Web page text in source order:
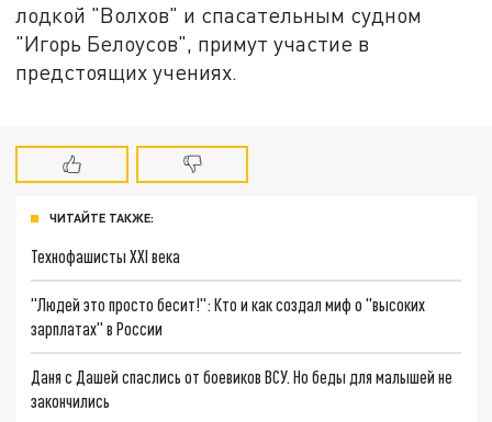
лодкой "Волхов" и спасательным судном
"Игорь Белоусов", примут участие в
предстоящих учениях.
ЧИТАЙТЕ ТАКЖЕ:
Технофашисты XXI века
"Людей это просто бесит!": Кто и как создал миф о "высоких
зарплатах" в России
Даня с Дашей спаслись от боевиков ВСУ. Но беды для малышей не
закончились